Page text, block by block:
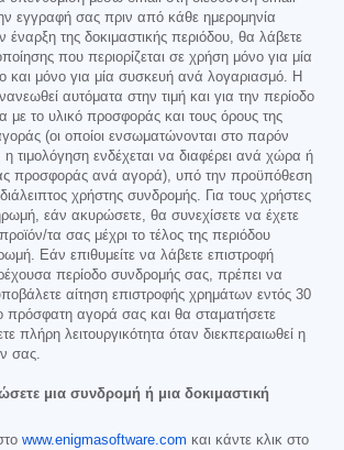
εγγραφή σας πριν από κάθε ημερομηνία
της δοκιμαστικής περιόδου, θα λάβετε
που περιορίζεται σε χρήση μόνο για μία
και μόνο για μία συσκευή ανά λογαριασμό. Η
αυτόματα στην τιμή και για την περίοδο
το υλικό προσφοράς και τους όρους της
(οι οποίοι ενσωματώνονται στο παρόν
τιμολόγηση ενδέχεται να διαφέρει ανά χώρα ή
προσφοράς ανά αγορά), υπό την προϋπόθεση
χρήστης συνδρομής. Για τους χρήστες
εάν ακυρώσετε, θα συνεχίσετε να έχετε
τα σας μέχρι το τέλος της περιόδου
Εάν επιθυμείτε να λάβετε επιστροφή
περίοδο συνδρομής σας, πρέπει να
αίτηση επιστροφής χρημάτων εντός 30
πρόσφατη αγορά σας και θα σταματήσετε
πλήρη λειτουργικότητα όταν διεκπεραιωθεί η
σας.
μια συνδρομή ή μια δοκιμαστική
www.enigmasoftware.com και κάντε κλικ στο